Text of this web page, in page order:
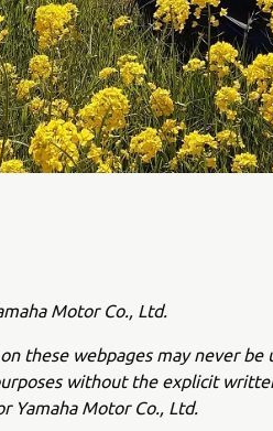
Motor Co., Ltd.
these webpages may never be
without the explicit
Yamaha Motor Co., Ltd.